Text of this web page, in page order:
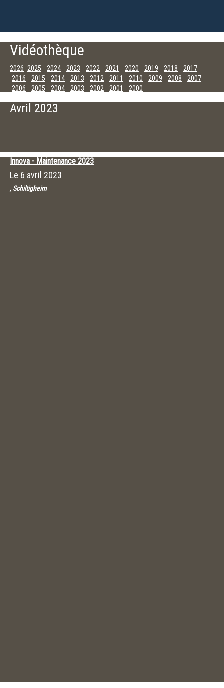
Vidéothèque
2026 2025 2024 2023 2022 2021 2020 2019 2018
2017
2016
2015 2014 2013 2012 2011 2010 2009 2008
2007
2006
2005 2004 2003 2002 2001
2000
Avril 2023
Innova - Maintenance 2023
Le 6 avril 2023
, Schiltigheim